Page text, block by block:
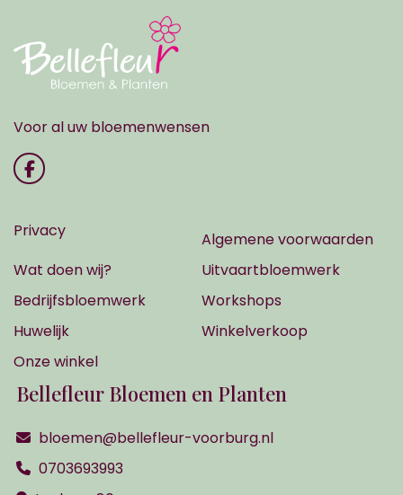
Voor al uw bloemenwensen
Privacy
Algemene voorwaarden
Wat doen wij?
Uitvaartbloemwerk
Bedrijfsbloemwerk
Workshops
Huwelijk
Winkelverkoop
Onze winkel
Bellefleur Bloemen en Planten
bloemen@bellefleur-voorburg.nl
0703693993